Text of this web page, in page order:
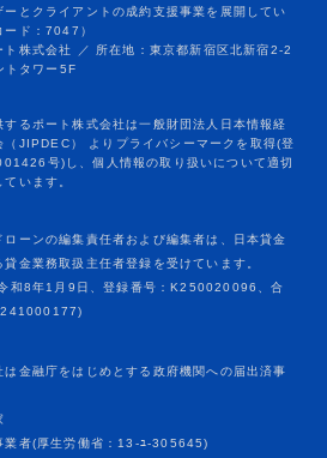
ローンの編集責任者および編集者は、日本貸金
金業務取扱主任者登録を受けています。
和8年1月9日、登録番号：K250020096、合
は金融庁をはじめとする政府機関への届出済事
業者(厚生労働省：13-ﾕ-305645)